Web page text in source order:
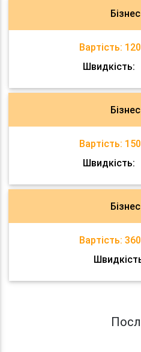
Вартість:
Швидкість:
Вартість:
Швидкість:
Вартість: